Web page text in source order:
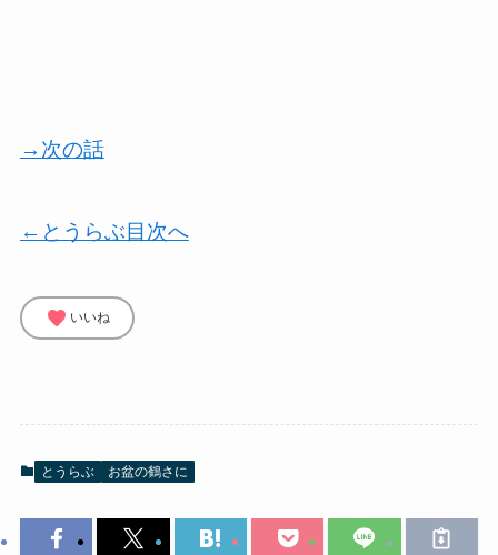
→次の話
←とうらぶ目次へ
favorite いいね
とうらぶ お盆の鶴さに